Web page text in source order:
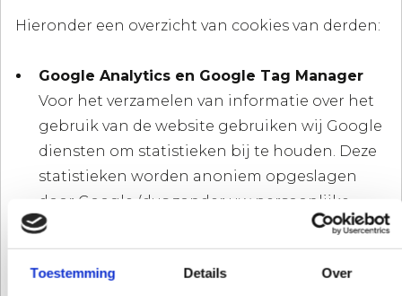
Toestemming Details Over
Hieronder een overzicht van cookies van derden:
Google Analytics en Google Tag Manager
Voor het verzamelen van informatie over het
gebruik van de website gebruiken wij Google
diensten om statistieken bij te houden. Deze
statistieken worden anoniem opgeslagen
door Google (dus zonder uw persoonlijke
informatie en zonder IP-adressen). Google
plaatst hiervoor cookies op uw apparaat.
YouTube